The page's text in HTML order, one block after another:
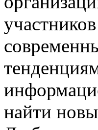
найти